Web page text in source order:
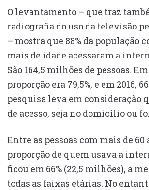
O levantamento – que traz
radiografia do uso da televisão
– mostra que 88% da população
mais de idade acessaram a
São 164,5 milhões de pessoas. Em
proporção era 79,5%, e em 2016,
pesquisa leva em consideração
de acesso, seja no domicílio ou
Entre as pessoas com mais de 60
proporção de quem usava a
ficou em 66% (22,5 milhões), a
todas as faixas etárias. No